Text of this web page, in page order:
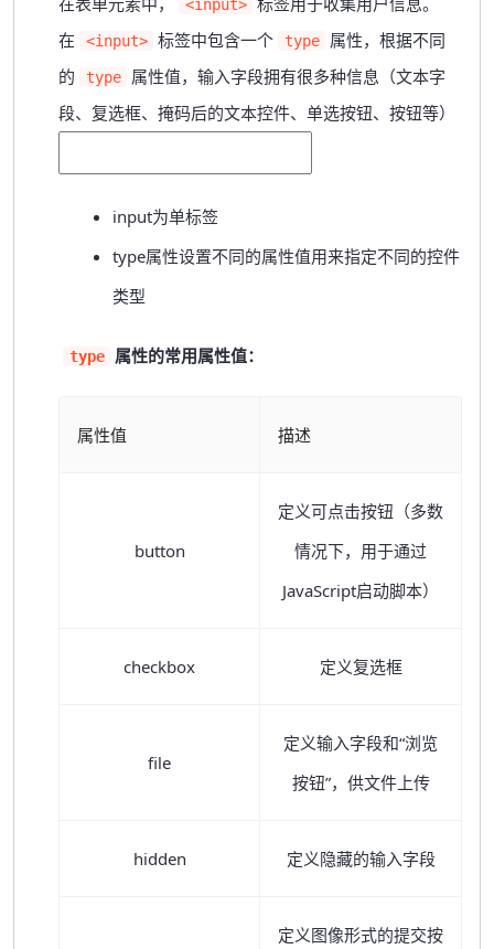
<input>
在
<input> 标签中包含一个 type
属性，根据不同
的
type
属性值，输入字段拥有很多种信息（文本字
段、复选框、掩码后的文本控件、单选按钮、按钮等）
input为单标签
type属性设置不同的属性值用来指定不同的控件
类型
type 属性的常用属性值：
属性值 描述
button
定义可点击按钮（多数
情况下，用于通过
JavaScript启动脚本）
checkbox 定义复选框
file
定义输入字段和“浏览
按钮”，供文件上传
hidden 定义隐藏的输入字段
定义图像形式的提交按